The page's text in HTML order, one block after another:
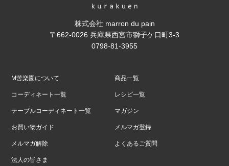
株式会社 marron du pain
〒662-0026 兵庫県西宮市獅子ケ口町3-3
0798-81-3955
M苦楽園について 商品一覧
コーディネート一覧 レシピ一覧
テーブルコーディネート一覧 マガジン
お買い物ガイド メルマガ登録
メルマガ解除 よくあるご質問
法人の皆さま